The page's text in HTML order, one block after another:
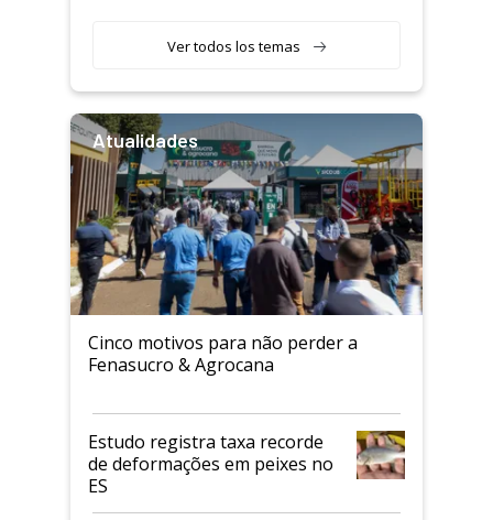
Ver todos los temas
Atualidades
Cinco motivos para não perder a
Fenasucro & Agrocana
Estudo registra taxa recorde
de deformações em peixes no
ES